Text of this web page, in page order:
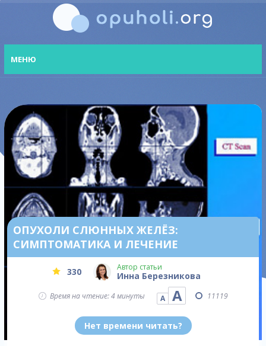
МЕНЮ
ОПУХОЛИ СЛЮННЫХ ЖЕЛЁЗ:
СИМПТОМАТИКА И ЛЕЧЕНИЕ
330 Автор статьи
Инна Березникова
Время на чтение: 4 минуты А А 11119
Нет времени читать?